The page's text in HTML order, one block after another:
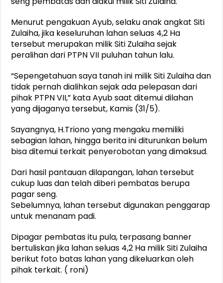
Menurut pengakuan Ayub, selaku anak angkat Siti
Zulaiha, jika keseluruhan lahan seluas 4,2 Ha
tersebut merupakan milik Siti Zulaiha sejak
peralihan dari PTPN VII puluhan tahun lalu.
“Sepengetahuan saya tanah ini milik Siti Zulaiha dan
tidak pernah dialihkan sejak ada pelepasan dari
pihak PTPN VII,” kata Ayub saat ditemui dilahan
yang dijaganya tersebut, Kamis (31/5).
Sayangnya, H.Triono yang mengaku memiliki
sebagian lahan, hingga berita ini diturunkan belum
bisa ditemui terkait penyerobotan yang dimaksud.
Dari hasil pantauan dilapangan, lahan tersebut
cukup luas dan telah diberi pembatas berupa
pagar seng.
Sebelumnya, lahan tersebut digunakan penggarap
untuk menanam padi.
Dipagar pembatas itu pula, terpasang banner
bertuliskan jika lahan seluas 4,2 Ha milik Siti Zulaiha
berikut foto batas lahan yang dikeluarkan oleh
pihak terkait. ( roni)